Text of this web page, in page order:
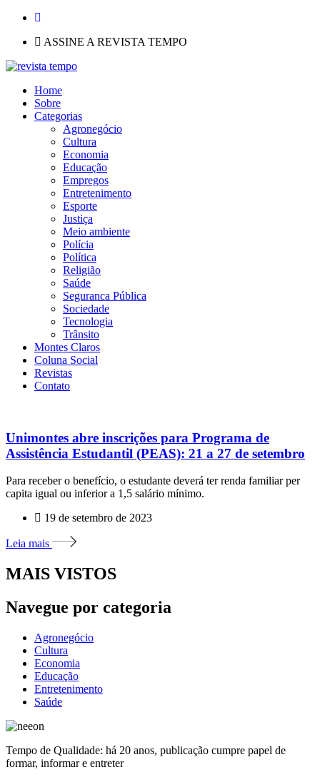
ASSINE A REVISTA TEMPO
Home
Sobre
Categorias
Agronegócio
Cultura
Economia
Educação
Empregos
Entretenimento
Esporte
Justiça
Meio ambiente
Polícia
Política
Religião
Saúde
Seguranca Pública
Sociedade
Tecnologia
Trânsito
Montes Claros
Coluna Social
Revistas
Contato
Unimontes abre inscrições para Programa de
Assistência Estudantil (PEAS): 21 a 27 de setembro
Para receber o benefício, o estudante deverá ter renda familiar per
capita igual ou inferior a 1,5 salário mínimo.
19 de setembro de 2023
Leia mais
MAIS VISTOS
Navegue por categoria
Agronegócio
Cultura
Economia
Educação
Entretenimento
Saúde
Tempo de Qualidade: há 20 anos, publicação cumpre papel de
formar, informar e entreter